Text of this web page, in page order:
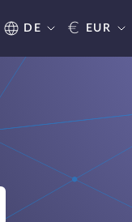
DE € EUR